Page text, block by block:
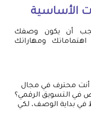
الأساسية
يجب أن يكون وصفك
ومهاراتك
أنت محترف في مجال
في التسويق الرقمي؟
في بداية الوصف، لكي